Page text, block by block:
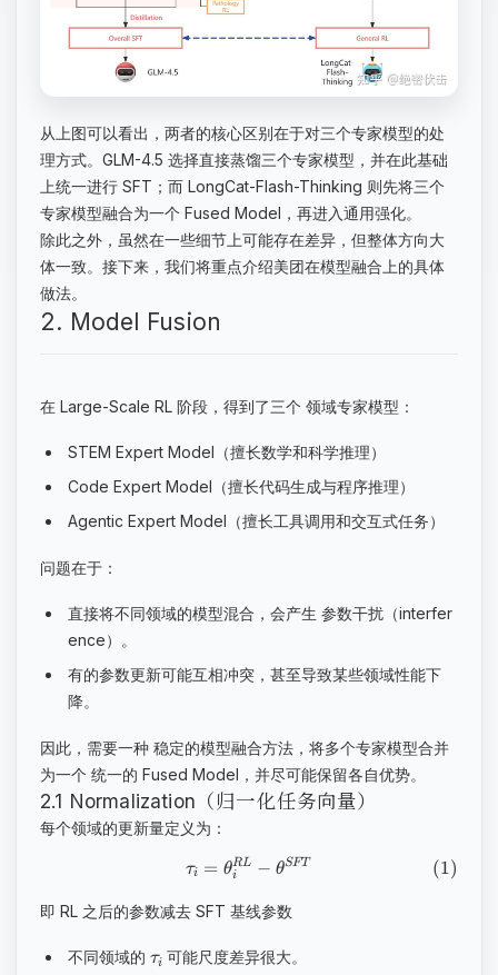
从上图可以看出，两者的核心区别在于对三个专家模型的处
理方式。GLM-4.5 选择直接蒸馏三个专家模型，并在此基础
上统一进行 SFT；而 LongCat-Flash-Thinking 则先将三个
专家模型融合为一个 Fused Model，再进入通用强化。
除此之外，虽然在一些细节上可能存在差异，但整体方向大
体一致。接下来，我们将重点介绍美团在模型融合上的具体
做法。
2. Model Fusion
在 Large-Scale RL 阶段，得到了三个 领域专家模型：
STEM Expert Model（擅长数学和科学推理）
Code Expert Model（擅长代码生成与程序推理）
Agentic Expert Model（擅长工具调用和交互式任务）
问题在于：
直接将不同领域的模型混合，会产生 参数干扰（interfer
ence）。
有的参数更新可能互相冲突，甚至导致某些领域性能下
降。
因此，需要一种 稳定的模型融合方法，将多个专家模型合并
为一个 统一的 Fused Model，并尽可能保留各自优势。
2.1 Normalization（归一化任务向量）
每个领域的更新量定义为：
τi = θi
RL − θSFT (1)
即 RL 之后的参数减去 SFT 基线参数
不同领域的 τi 可能尺度差异很大。